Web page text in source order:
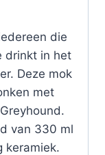
die
drinkt in het
Deze mok
met
van 330 ml
keramiek.